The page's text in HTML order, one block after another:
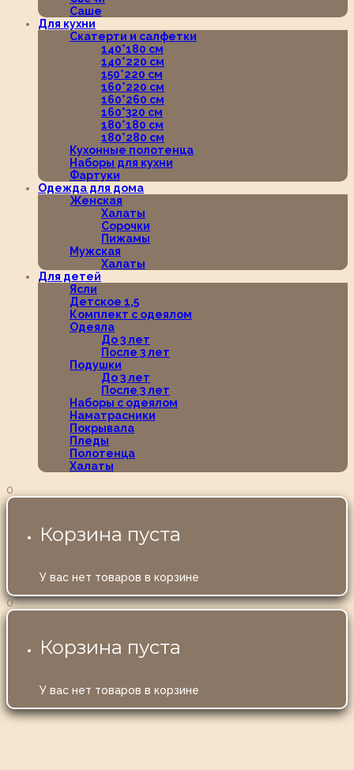
Саше
Для кухни
Скатерти и салфетки
140*180 см
140*220 см
150*220 см
160*220 см
160*260 см
160*320 см
180*180 см
180*280 см
Кухонные полотенца
Наборы для кухни
Фартуки
Одежда для дома
Женская
Халаты
Сорочки
Пижамы
Мужская
Халаты
Для детей
Ясли
Детское 1,5
Комплект с одеялом
Одеяла
До 3 лет
После 3 лет
Подушки
До 3 лет
После 3 лет
Наборы с одеялом
Наматрасники
Покрывала
Пледы
Полотенца
Халаты
0
Корзина пуста
У вас нет товаров в корзине
0
Корзина пуста
У вас нет товаров в корзине